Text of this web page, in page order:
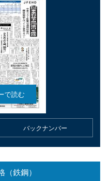
バックナンバー
鉄鋼）